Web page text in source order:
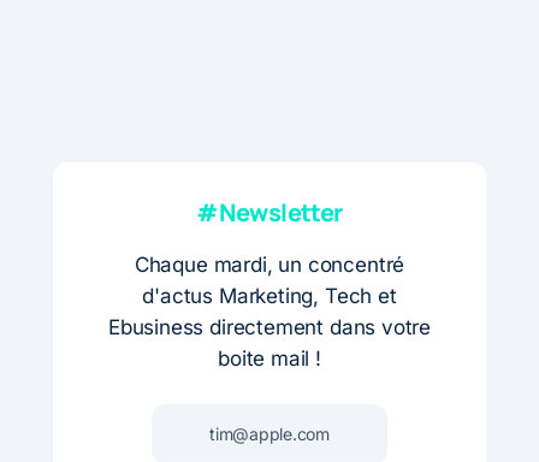
#Newsletter
Chaque mardi, un concentré
d'actus Marketing, Tech et
Ebusiness directement dans votre
boite mail !